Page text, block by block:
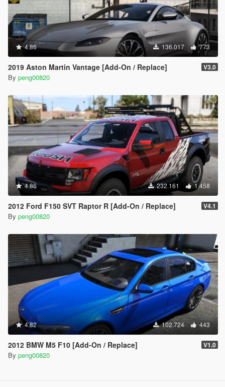
4.86 136.017 773
2019 Aston Martin Vantage [Add-On / Replace] V3.0
By peng00820
4.86 232.161 1.458
2012 Ford F150 SVT Raptor R [Add-On / Replace] V4.1
By peng00820
4.82 102.724 443
2012 BMW M5 F10 [Add-On / Replace] V1.0
By peng00820